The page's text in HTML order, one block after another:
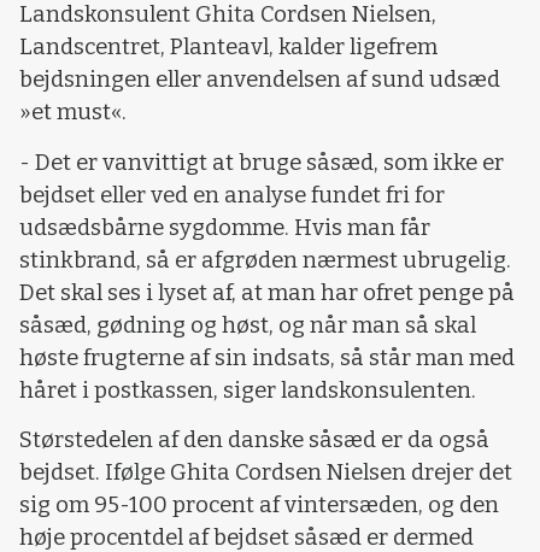
Landskonsulent Ghita Cordsen Nielsen,
Landscentret, Planteavl, kalder ligefrem
bejdsningen eller anvendelsen af sund udsæd
»et must«.
- Det er vanvittigt at bruge såsæd, som ikke er
bejdset eller ved en analyse fundet fri for
udsædsbårne sygdomme. Hvis man får
stinkbrand, så er afgrøden nærmest ubrugelig.
Det skal ses i lyset af, at man har ofret penge på
såsæd, gødning og høst, og når man så skal
høste frugterne af sin indsats, så står man med
håret i postkassen, siger landskonsulenten.
Størstedelen af den danske såsæd er da også
bejdset. Ifølge Ghita Cordsen Nielsen drejer det
sig om 95-100 procent af vintersæden, og den
høje procentdel af bejdset såsæd er dermed